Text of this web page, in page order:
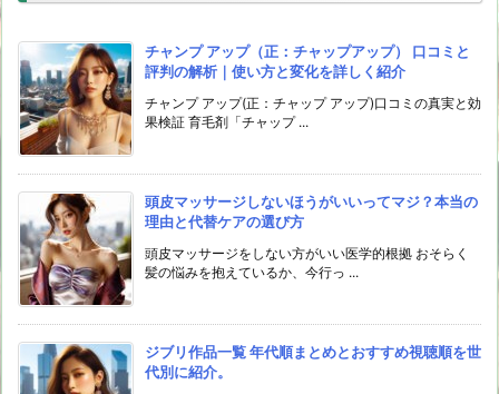
チャンプ アップ（正：チャップアップ） 口コミと
評判の解析｜使い方と変化を詳しく紹介
チャンプ アップ(正：チャップ アップ)口コミの真実と効
果検証 育毛剤「チャップ ...
頭皮マッサージしないほうがいいってマジ？本当の
理由と代替ケアの選び方
頭皮マッサージをしない方がいい医学的根拠 おそらく
髪の悩みを抱えているか、今行っ ...
ジブリ作品一覧 年代順まとめとおすすめ視聴順を世
代別に紹介。